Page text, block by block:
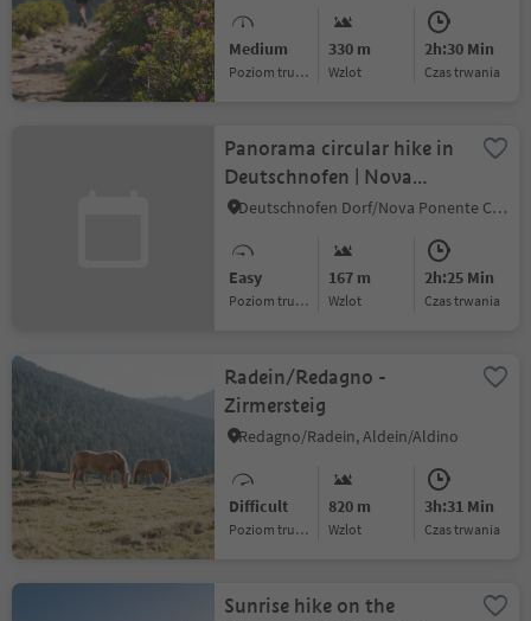
Medium
Poziom trudności
330 m
Wzlot
2h:30 Min
czas trwania
Panorama circular hike in
Deutschnofen | Nova
Ponente
Deutschnofen Dorf/Nova Ponente Centro, Deutschnofen/Nova Ponente, Dolomites Region Eggental
Easy
Poziom trudności
167 m
Wzlot
2h:25 Min
czas trwania
Radein/Redagno -
Zirmersteig
Redagno/Radein, Aldein/Aldino
Difficult
Poziom trudności
820 m
Wzlot
3h:31 Min
czas trwania
Sunrise hike on the